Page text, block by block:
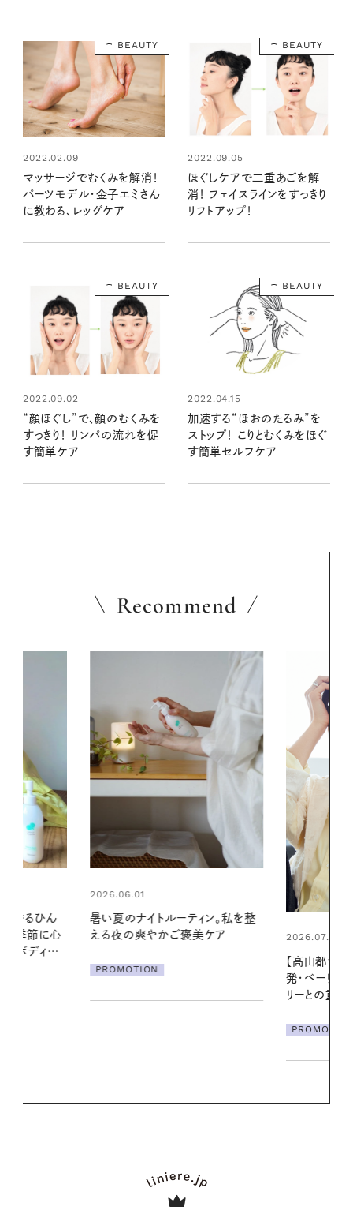
BEAUTY
2022.02.09
マッサージでむくみを解消！
パーツモデル・金子エミさん
に教わる、レッグケア
BEAUTY
2022.09.05
ほぐしケアで二重あごを解
消！ フェイスラインをすっきり
リフトアップ！
BEAUTY
2022.09.02
“顔ほぐし”で、顔のむくみを
すっきり！ リンパの流れを促
す簡単ケア
BEAUTY
2022.04.15
加速する“ほおのたるみ”を
ストップ！ こりとむくみをほぐ
す簡単セルフケア
Recommend
ン。私を整
ケア
2026.07.21
【高山都さんが楽しむデンマーク
発・ベーリングの腕時計】 アクセサ
2026.06.01
の一日。汗ば